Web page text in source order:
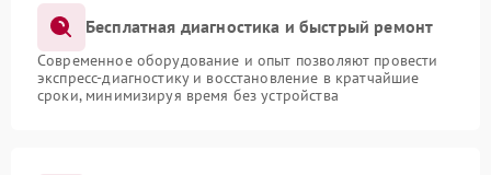
Бесплатная диагностика и быстрый ремонт
Современное оборудование и опыт позволяют провести
экспресс-диагностику и восстановление в кратчайшие
сроки, минимизируя время без устройства